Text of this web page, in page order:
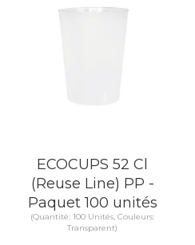
ECOCUPS 52 Cl
(Reuse Line) PP -
Paquet 100 unités
(Quantité: 100 Unités, Couleurs:
Transparent)